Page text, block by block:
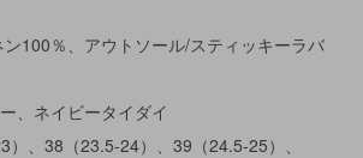
100％、アウトソール/スティッキーラバ
、ネイビータイダイ
、38（23.5-24）、39（24.5-25）、